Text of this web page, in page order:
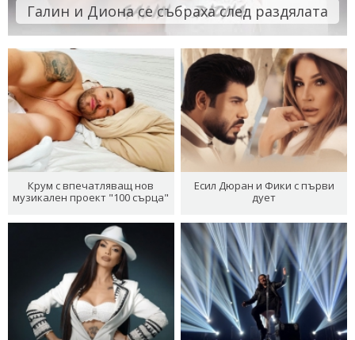
Галин и Диона се събраха след раздялата
Крум с впечатляващ нов
музикален проект "100 сърца"
Есил Дюран и Фики с първи
дует